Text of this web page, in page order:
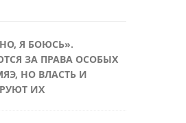
Я БОЮСЬ».
ЗА ПРАВА ОСОБЫХ
НО ВЛАСТЬ И
ИХ